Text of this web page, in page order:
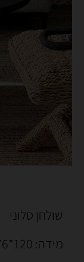
שולחן סלוני
מידה: 120*76 ס״מ